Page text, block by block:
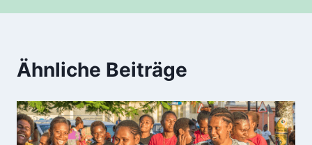
Ähnliche Beiträge